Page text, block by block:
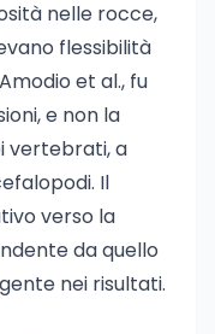
nelle rocce,
flessibilità
et al., fu
e non la
vertebrati, a
Il
verso la
da quello
nei risultati.